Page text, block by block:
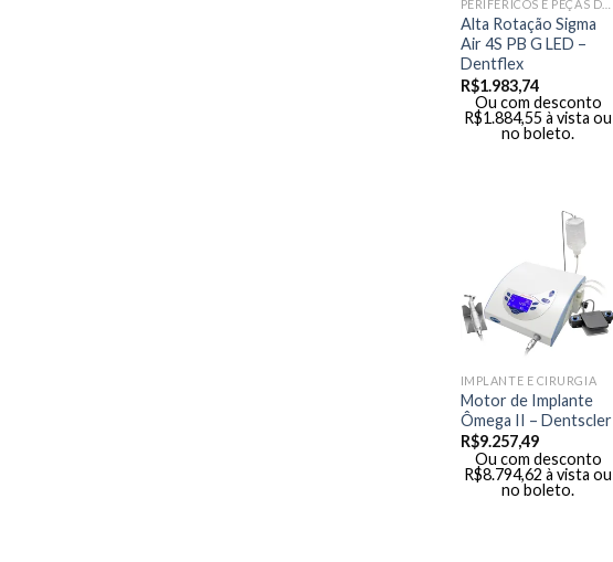
Alta Rotação Sigma
Air 4S PB G LED –
Dentflex
R$1.983,74
Ou com desconto
R$1.884,55 à vista ou
no boleto.
IMPLANTE E CIRURGIA
Motor de Implante
Ômega II – Dentscler
R$9.257,49
Ou com desconto
R$8.794,62 à vista ou
no boleto.